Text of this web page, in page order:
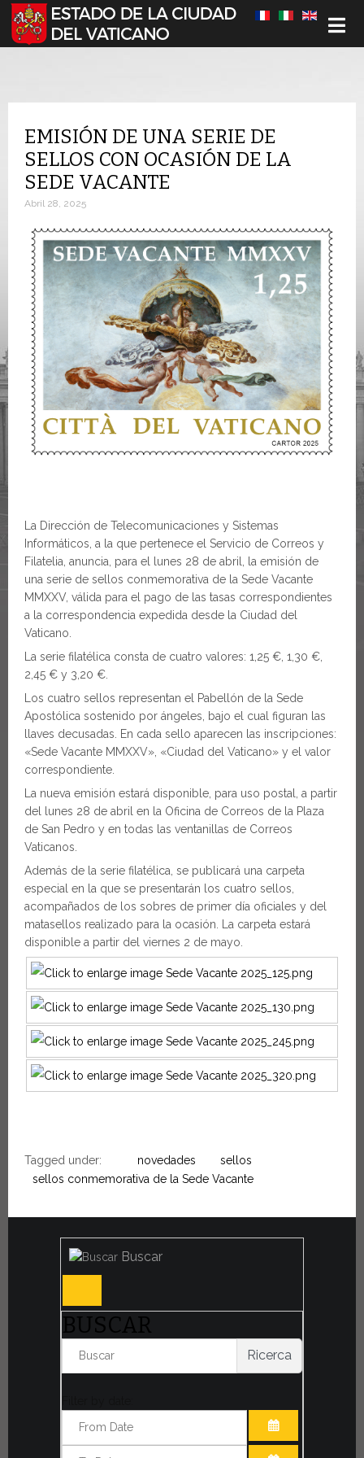
Seleccione su idioma
EMISIÓN DE UNA SERIE DE
SELLOS CON OCASIÓN DE LA
SEDE VACANTE
Abril 28, 2025
La Dirección de Telecomunicaciones y Sistemas
Informáticos, a la que pertenece el Servicio de Correos y
Filatelia, anuncia, para el lunes 28 de abril, la emisión de
una serie de sellos conmemorativa de la Sede Vacante
MMXXV, válida para el pago de las tasas correspondientes
a la correspondencia expedida desde la Ciudad del
Vaticano.
La serie filatélica consta de cuatro valores: 1,25 €, 1,30 €,
2,45 € y 3,20 €.
Los cuatro sellos representan el Pabellón de la Sede
Apostólica sostenido por ángeles, bajo el cual figuran las
llaves decusadas. En cada sello aparecen las inscripciones:
«Sede Vacante MMXXV», «Ciudad del Vaticano» y el valor
correspondiente.
La nueva emisión estará disponible, para uso postal, a partir
del lunes 28 de abril en la Oficina de Correos de la Plaza
de San Pedro y en todas las ventanillas de Correos
Vaticanos.
Además de la serie filatélica, se publicará una carpeta
especial en la que se presentarán los cuatro sellos,
acompañados de los sobres de primer día oficiales y del
matasellos realizado para la ocasión. La carpeta estará
disponible a partir del viernes 2 de mayo.
Tagged under: novedades
sellos
sellos conmemorativa de la Sede Vacante
Buscar
BUSCAR
Ricerca